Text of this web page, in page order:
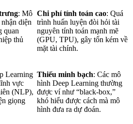
: Mô
diện
quan
thủ
Chi phí tính toán cao: Quá
trình huấn luyện đòi hỏi tài
nguyên tính toán mạnh mẽ
(GPU, TPU), gây tốn kém về
mặt tài chính.
Learning
vực
(NLP),
giọng
Thiếu minh bạch: Các mô
hình Deep Learning thường
được ví như “black-box,”
khó hiểu được cách mà mô
hình đưa ra dự đoán.